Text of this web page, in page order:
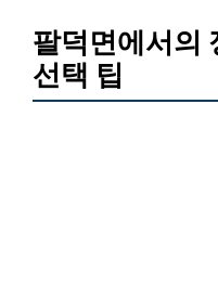
팔덕면에서의
선택 팁